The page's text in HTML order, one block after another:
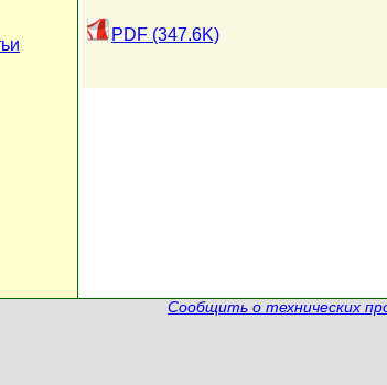
PDF (347.6K)
Сообщить о технических